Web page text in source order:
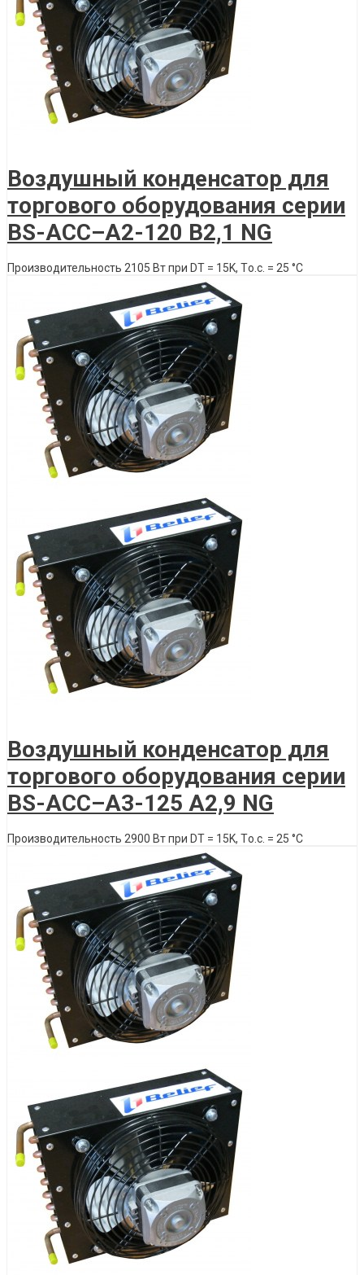
Воздушный конденсатор для
торгового оборудования серии
BS-ACС–A2-120 B2,1 NG
Производительность 2105 Вт при DT = 15K, Tо.с. = 25 °C
Воздушный конденсатор для
торгового оборудования серии
BS-ACС–A3-125 А2,9 NG
Производительность 2900 Вт при DT = 15K, Tо.с. = 25 °C